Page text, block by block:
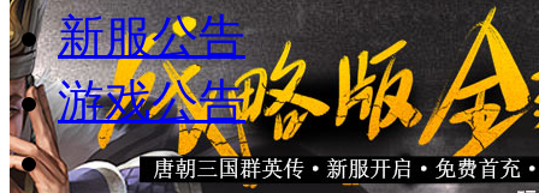
新服公告
游戏公告